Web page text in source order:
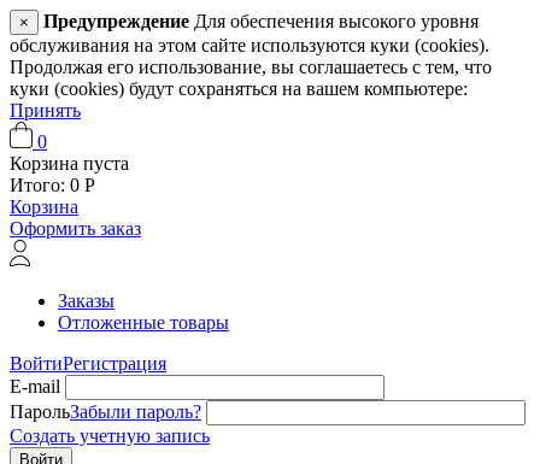
× Предупреждение Для обеспечения высокого уровня
обслуживания на этом сайте используются куки (cookies).
Продолжая его использование, вы соглашаетесь с тем, что
куки (cookies) будут сохраняться на вашем компьютере:
Принять
0
Корзина пуста
Итого: 0 Р
Корзина
Оформить заказ
Заказы
Отложенные товары
ВойтиРегистрация
E-mail
ПарольЗабыли пароль?
Создать учетную запись
Войти